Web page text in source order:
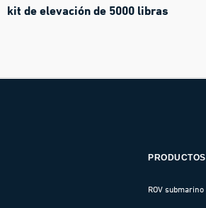
kit de elevación de 5000 libras
PRODUCTOS
ROV submarino